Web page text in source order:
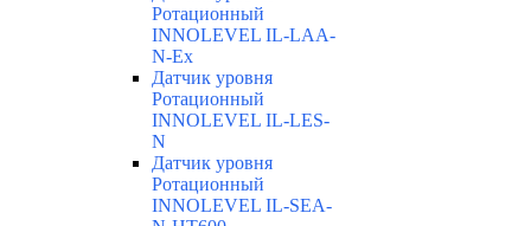
Ротационный
INNOLEVEL IL-LAA-
N-Ex
Датчик уровня
Ротационный
INNOLEVEL IL-LES-
N
Датчик уровня
Ротационный
INNOLEVEL IL-SEA-